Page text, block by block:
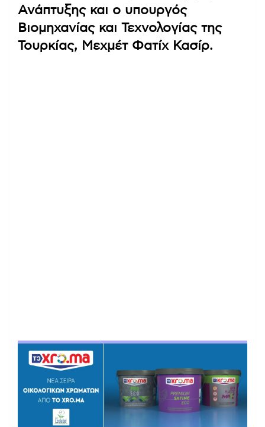
Ανάπτυξης και ο υπουργός
Βιομηχανίας και Τεχνολογίας της
Τουρκίας, Μεχμέτ Φατίχ Κασίρ.